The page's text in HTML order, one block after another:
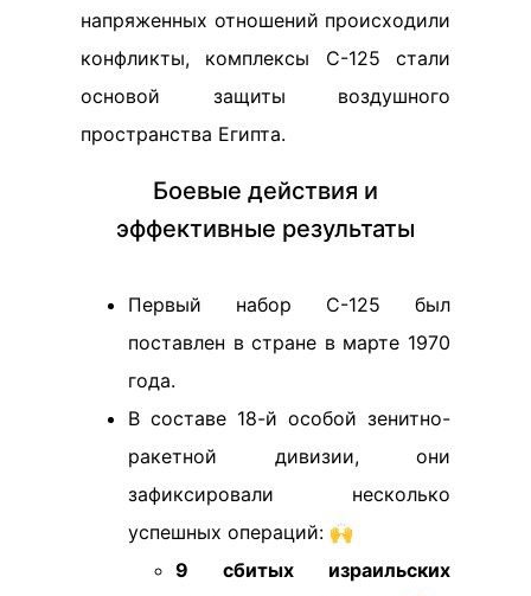
напряженных отношений происходили
конфликты, комплексы С-125 стали
основой защиты воздушного
пространства Египта.
Боевые действия и
эффективные результаты
Первый набор С-125 был
поставлен в стране в марте 1970
года.
В составе 18-й особой зенитно-
ракетной дивизии, они
зафиксировали несколько
успешных операций: 🙌
9 сбитых израильских